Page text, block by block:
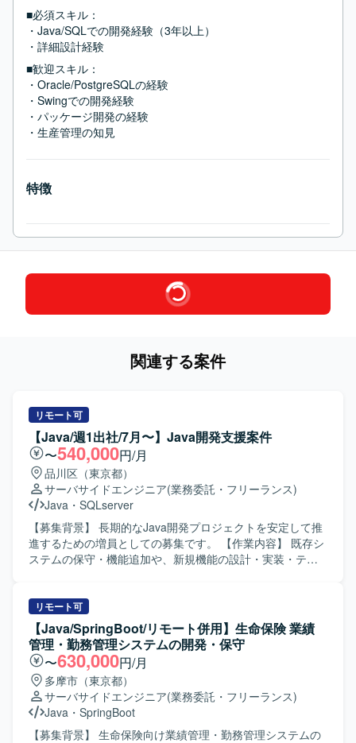
■必須スキル：
・Java/SQLでの開発経験（3年以上）
・詳細設計経験
■歓迎スキル：
・Oracle/PostgreSQLの経験
・Swingでの開発経験
・パッケージ開発の経験
・生産管理の知見
特徴
関連する案件
リモート可
【Java/週1出社/7月〜】Java開発支援案件
〜540,000円/月
品川区（東京都）
サーバサイドエンジニア(業務委託・フリーランス)
Java ・ SQLserver
【募集背景】 長期的なJava開発プロジェクトを安定して推
進するための増員としての募集です。 【作業内容】 既存シ
ステムの保守・機能追加や、新規機能の設計・実装・テス
スを扱う作業も行っていただきます。プロジェクトメンバ
ーと連携しながら、仕様確認や課題解決に取り組んでいた
だきます。 【求める人物像】 JavaおよびSQLの基礎をしっ
かりと身につけており、自ら不明点を確認しながら主体的
に開発を進められる方を求めております。リモート環境下
でも報告・連絡・相談をこまめに行い、チームと協調して
業務を進められる方が望ましいです。 【ポジションの魅
力】 長期前提のプロジェクトのため、ドメイン理解を深め
ながら継続的に開発スキルを高めていただけます。リモー
リモート可
【Java/SpringBoot/リモート併用】生命保険 業績
管理・勤務管理システムの開発・保守
〜630,000円/月
多摩市（東京都）
サーバサイドエンジニア(業務委託・フリーランス)
Java ・ SpringBoot
【募集背景】 生命保険向け業績管理・勤務管理システムの